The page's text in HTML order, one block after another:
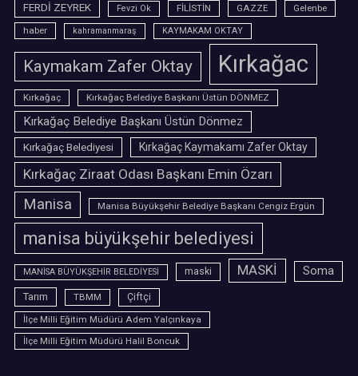
FERDİ ZEYREK
Fevzi Ok FİLİSTİN GAZZE
Gelenbe
haber
kahramanmaraş KAYMAKAM OKTAY
Kaymakam Zafer Oktay Kırkağac
Kırkağaç Kırkağaç Belediye Başkanı Üstün DÖNMEZ
Kırkağaç Belediye Başkanı Üstün Dönmez
Kırkağaç Belediyesi Kırkağaç Kaymakamı Zafer Oktay
Kırkağaç Ziraat Odası Başkanı Emin Özarı
Manisa Manisa Büyükşehir Belediye Başkanı Cengiz Ergün
manisa büyükşehir belediyesi
MANİSA BÜYÜKŞEHİR BELEDİYESİ maski MASKİ Soma
Tarım TBMM
Çiftçi
İlçe Milli Eğitim Müdürü Adem Yalçınkaya
İlçe Milli Eğitim Müdürü Halil Boncuk